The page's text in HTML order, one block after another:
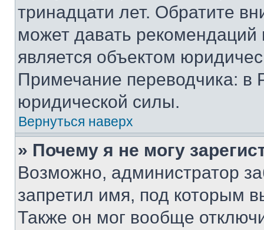
тринадцати лет. Обратите
может давать
является объектом
Примечание переводчика: в
юридической силы.
Вернуться наверх
» Почему я не могу
Возможно, администратор
запретил имя, под которым
Также он мог вообще